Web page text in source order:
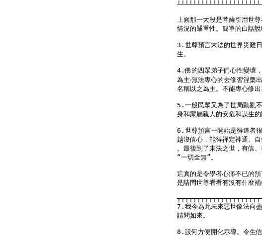
上面那一大段是菩薩引用世
情況的嚴重性。簡單的白話說
3.世尊預言末法的世界災難
生。
4.佛的四眾弟子們心性變壞
為主‧無法專心的去修習涅槃
名稱以之為主。不能專心修出
5.一般民眾又為了世局動亂
身和家屬親人的安危和謀生的
6.世尊預言一開始是得道者
越沒信心，能得禪定神通、
。最後到了末法之世，有信
“一切全無”。
這真的是令學者心痛不已的
是請問世尊看看有沒有什麼補
7.我今為此未來惡世像法向
請問如來。
8.設何方便開化示導。令生